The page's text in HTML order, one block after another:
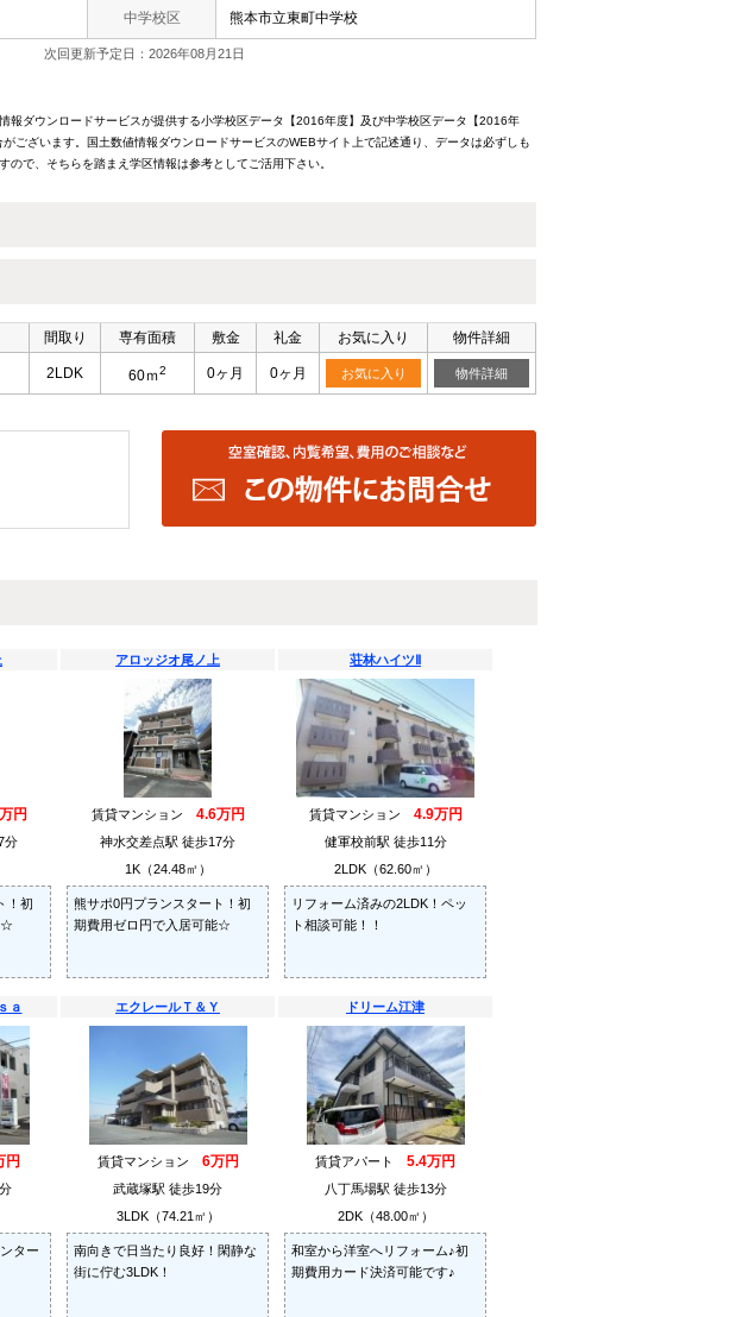
中学校区 熊本市立東町中学校
次回更新予定日：2026年08月21日
報ダウンロードサービスが提供する小学校区データ【2016年度】及び中学校区データ【2016年
ございます。国土数値情報ダウンロードサービスのWEBサイト上で記述通り、データは必ずしも
で、そちらを踏まえ学区情報は参考としてご活用下さい。
間取り 専有面積 敷金 礼金 お気に入り 物件詳細
2LDK 60ｍ2 0ヶ月 0ヶ月 お気に入り 物件詳細
円
分
！初
☆
アロッジオ尾ノ上
賃貸マンション 4.6万円
神水交差点駅 徒歩17分
1K（24.48㎡）
熊サポ0円プランスタート！初
期費用ゼロ円で入居可能☆
荘林ハイツⅡ
賃貸マンション 4.9万円
健軍校前駅 徒歩11分
2LDK（62.60㎡）
リフォーム済みの2LDK！ペッ
ト相談可能！！
ａ
円
ター
エクレールＴ＆Ｙ
賃貸マンション 6万円
武蔵塚駅 徒歩19分
3LDK（74.21㎡）
南向きで日当たり良好！閑静な
街に佇む3LDK！
ドリーム江津
賃貸アパート 5.4万円
八丁馬場駅 徒歩13分
2DK（48.00㎡）
和室から洋室へリフォーム♪初
期費用カード決済可能です♪